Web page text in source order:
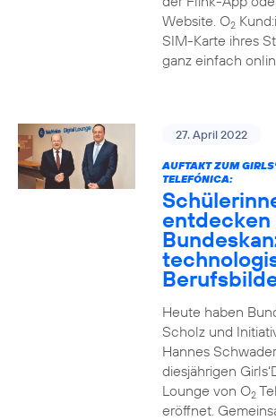
Website. O2
SIM-Karte ihres
ganz einfach
27. April 2022
AUFTAKT ZUM
TELEFÓNICA:
entdecken
Heute haben
Scholz und
Hannes
diesjährigen
Lounge von O2
eröffnet.